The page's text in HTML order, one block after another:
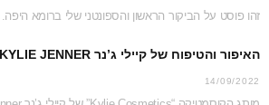
האיפור והטיפוח של קיילי ג’נר KYLIE JENNER
14/09/2022